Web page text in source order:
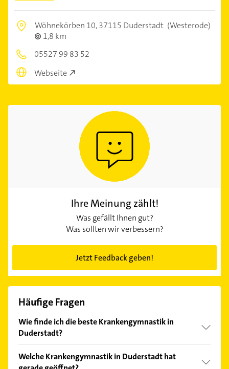
Wöhnekörben 10,37115 Duderstadt (Westerode)
1,8 km
05527 99 83 52
Webseite
Ihre Meinung zählt!
Was gefällt Ihnen gut?
Was sollten wir verbessern?
Jetzt Feedback geben!
Häufige Fragen
Wie finde ich die beste Krankengymnastik in
Duderstadt?
Kundenmeinungen und profitieren Sie von den
Welche Krankengymnastik in Duderstadt hat